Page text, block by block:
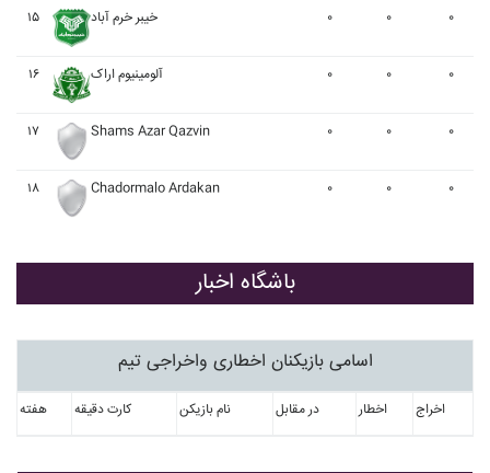
۱۵ خيبر خرم آباد ۰ ۰ ۰
۱۶ آلومينيوم اراک ۰ ۰ ۰
۱۷ Shams Azar Qazvin ۰ ۰ ۰
۱۸ Chadormalo Ardakan ۰ ۰ ۰
باشگاه اخبار
اسامی بازیکنان اخطاری واخراجی تیم
هفته کارت دقیقه نام بازیکن در مقابل اخطار اخراج